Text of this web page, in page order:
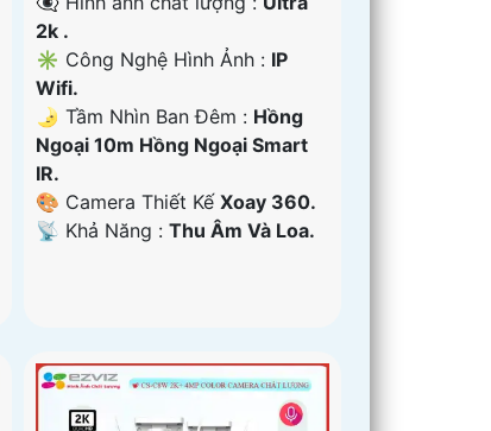
2k .
✳️ Công Nghệ Hình Ảnh : IP
Wifi.
🌛 Tầm Nhìn Ban Đêm : Hồng
Ngoại 10m Hồng Ngoại Smart
IR.
🎨 Camera Thiết KếXoay 360.
️📡 Khả Năng :Thu Âm Và Loa.